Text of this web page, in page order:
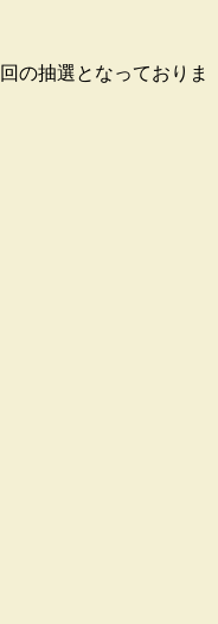
の抽選となっておりま